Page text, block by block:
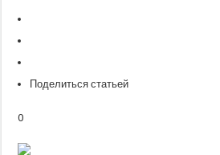
Поделиться статьей
0